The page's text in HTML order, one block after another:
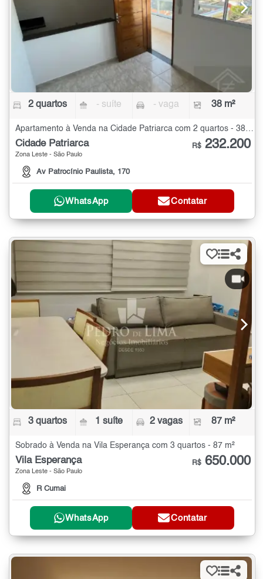
2 quartos - suíte - vaga 38 m²
Cidade Patriarca
Zona Leste - São Paulo
Av Patrocínio Paulista, 170
R$ 232.200
WhatsApp Contatar
3 quartos 1 suíte 2 vagas 87 m²
Sobrado à Venda na Vila Esperança com 3 quartos - 87 m²
Vila Esperança
Zona Leste - São Paulo
R Cumai
R$ 650.000
WhatsApp Contatar